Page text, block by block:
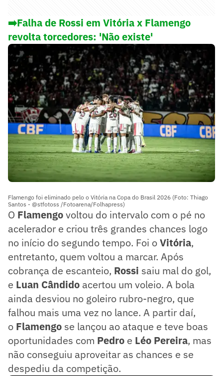
➡️Falha de Rossi em Vitória x Flamengo
revolta torcedores: 'Não existe'
Flamengo foi eliminado pelo o Vitória na Copa do Brasil 2026 (Foto: Thiago
Santos - @stfotoss /Fotoarena/Folhapress)
O Flamengovoltou do intervalo com o pé no
acelerador e criou três grandes chances logo
no início do segundo tempo. Foi oVitória,
entretanto, quem voltou a marcar. Após
cobrança de escanteio, Rossi saiu mal do gol,
e Luan Cândido acertou um voleio. A bola
ainda desviou no goleiro rubro-negro, que
falhou mais uma vez no lance. A partir daí,
o Flamengo se lançou ao ataque e teve boas
oportunidades com Pedro e Léo Pereira, mas
não conseguiu aproveitar as chances e se
despediu da competição.